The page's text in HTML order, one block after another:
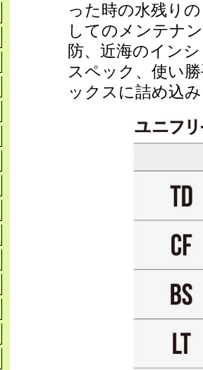
った時の水残り
してのメンテナ
防、近海のイン
スペック、使い
ックスに詰め込